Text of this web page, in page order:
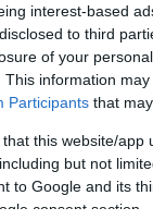
interest-based
to third
of your
This information
Participants that
that this website/
but not
to Google and its
consent section.
nas światowi
znaleźć